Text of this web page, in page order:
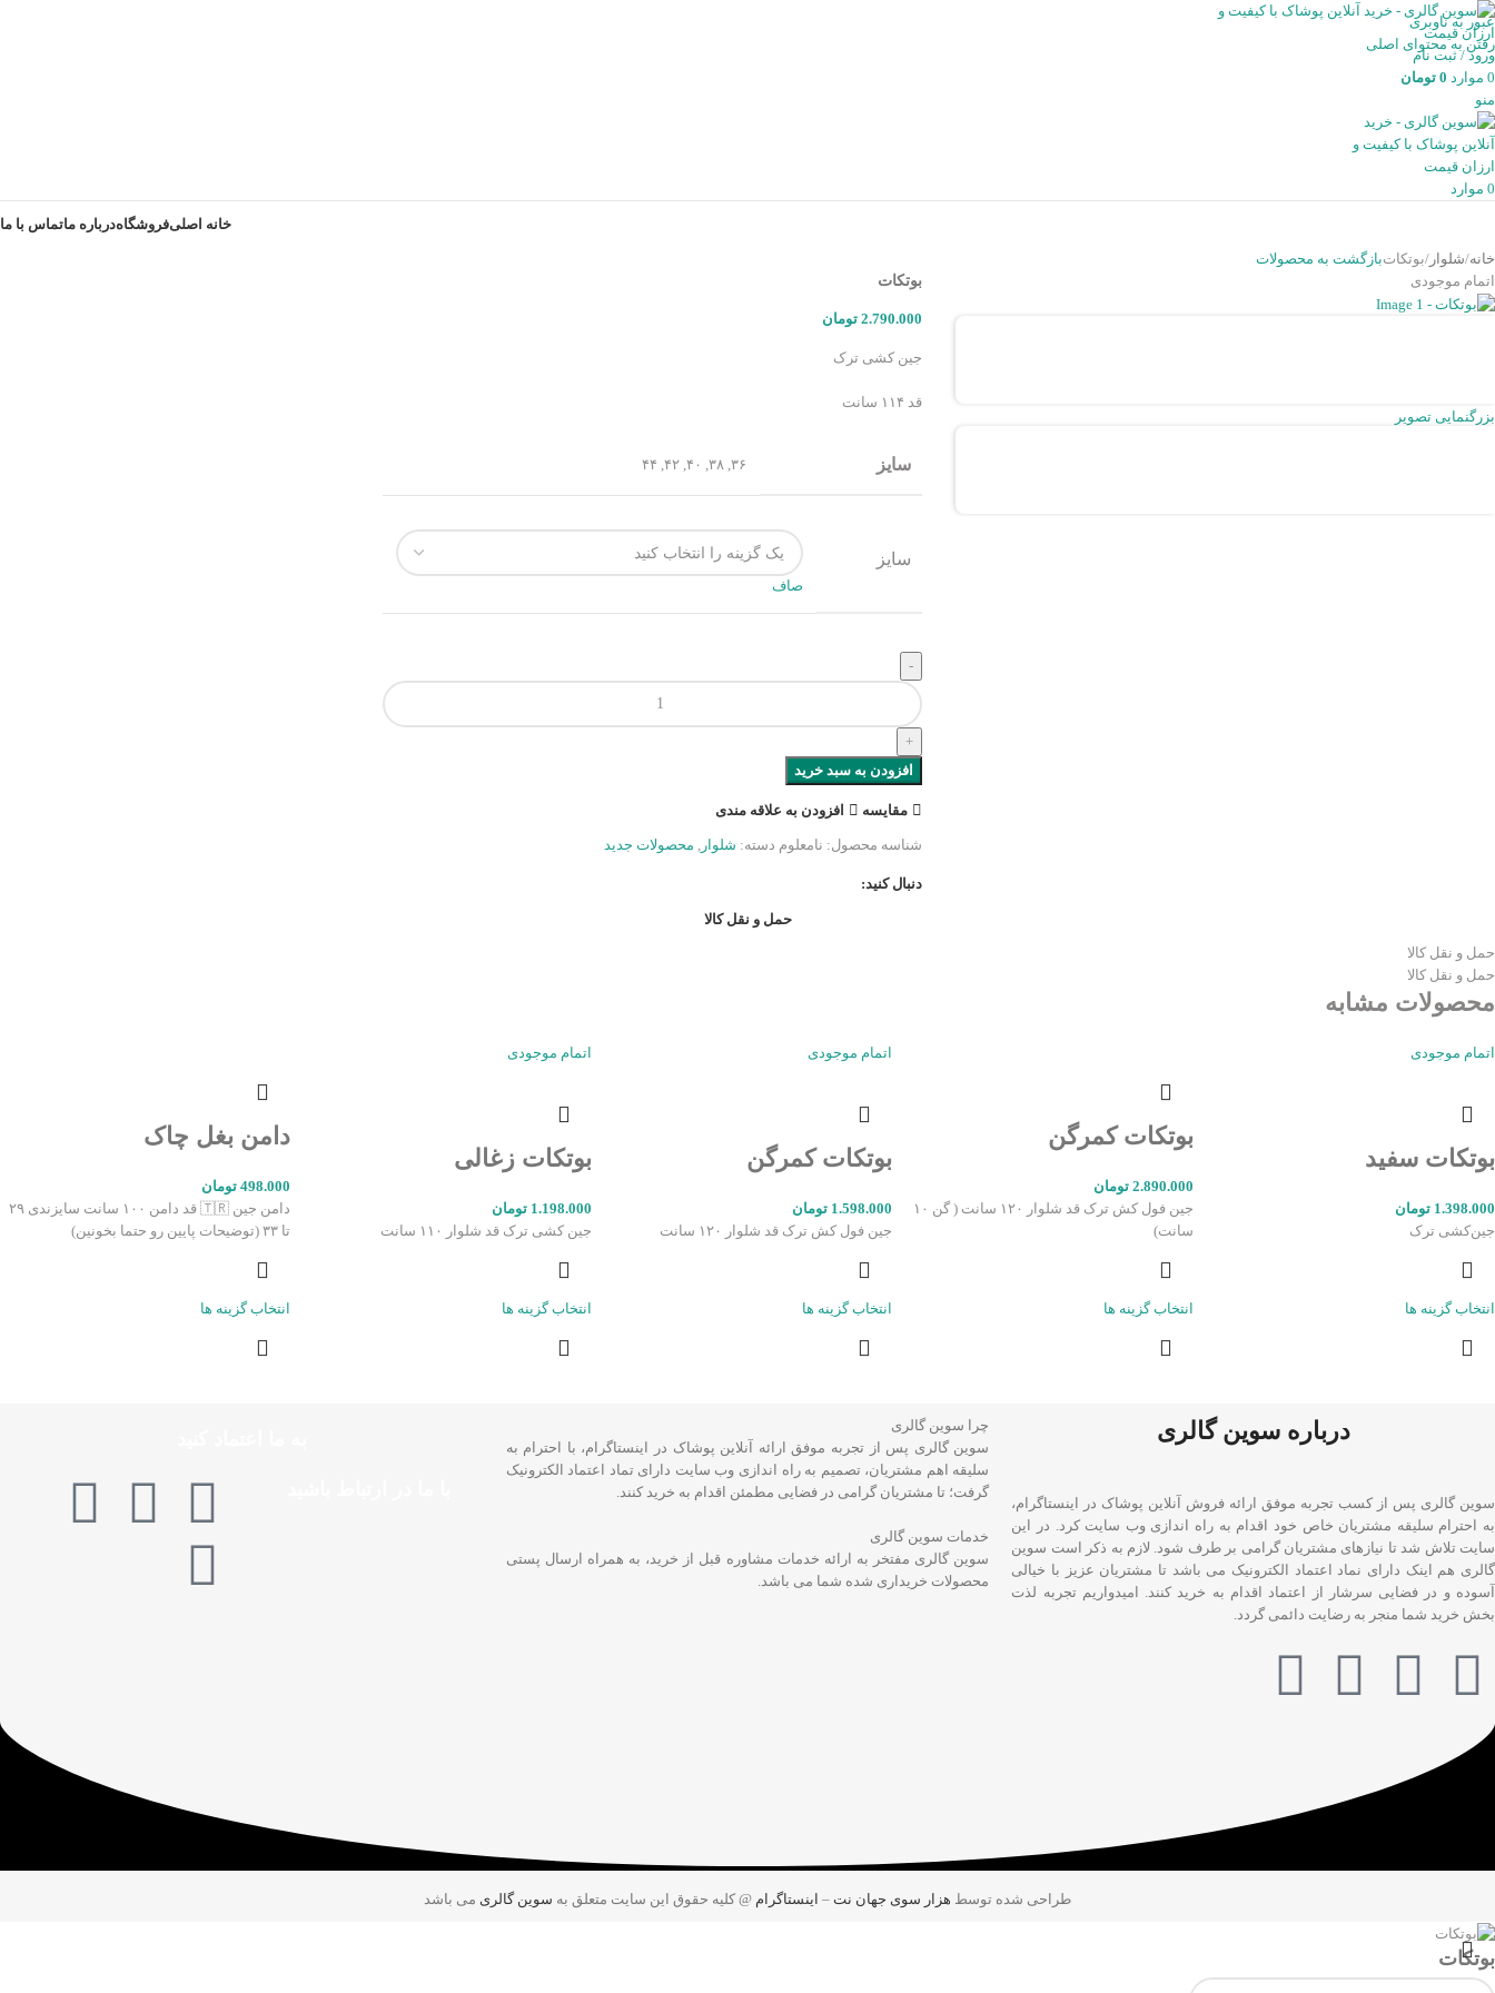
عبور به ناوبری
رفتن به محتوای اصلی
ورود / ثبت نام
0 موارد 0 تومان
منو
0 موارد
خانه اصلیفروشگاهدرباره ماتماس با ما
خانه شلوار بوتکاتبازگشت به محصولات
اتمام موجودی
بزرگنمایی تصویر
بوتکات
2.790.000 تومان
جین کشی ترک‌
قد ۱۱۴ سانت
سایز ۳۶,۳۸, ۴۰,۴۲, ۴۴
سایز
صاف
افزودن به سبد خرید
مقایسه افزودن به علاقه مندی
شناسه محصول: نامعلوم دسته: شلوار, محصولات جدید
دنبال کنید:
حمل و نقل کالا
حمل و نقل کالا
حمل و نقل کالا
محصولات مشابه
اتمام موجودی
بوتکات سفید
1.398.000 تومان
جین‌کشی ترک
انتخاب گزینه ها
بوتکات کمرگن
2.890.000 تومان
جین فول کش ترک قد شلوار ۱۲۰ سانت ( گن ۱۰
سانت)
انتخاب گزینه ها
اتمام موجودی
بوتکات کمرگن
1.598.000 تومان
جین فول کش ترک قد شلوار ۱۲۰ سانت
انتخاب گزینه ها
اتمام موجودی
بوتکات زغالی
1.198.000 تومان
جین کشی ترک قد شلوار ۱۱۰ سانت
انتخاب گزینه ها
دامن بغل چاک
498.000 تومان
دامن جین 🇹🇷 قد دامن ۱۰۰ سانت سایزندی ۲۹
تا ۳۳ (توضیحات پایین رو حتما بخونین)
انتخاب گزینه ها
درباره سوین گالری
سوین گالری پس از کسب تجربه موفق ارائه فروش آنلاین پوشاک در اینستاگرام،
به احترام سلیقه مشتریان خاص خود اقدام به راه اندازی وب سایت کرد. در این
سایت تلاش شد تا نیازهای مشتریان گرامی بر طرف شود. لازم به ذکر است سوین
گالری هم اینک دارای نماد اعتماد الکترونیک می باشد تا مشتریان عزیز با خیالی
آسوده و در فضایی سرشار از اعتماد اقدام به خرید کنند. امیدواریم تجربه لذت
بخش خرید شما منجر به رضایت دائمی گردد.
چرا سوین گالری
سوین گالری پس از تجربه موفق ارائه آنلاین پوشاک در اینستاگرام، با احترام به
سلیقه اهم مشتریان، تصمیم به راه اندازی وب سایت دارای تماد اعتماد الکترونیک
گرفت؛ تا مشتریان گرامی در فضایی مطمئن اقدام به خرید کنند.
خدمات سوین گالری
سوین گالری مفتخر به ارائه خدمات مشاوره قبل از خرید، به همراه ارسال پستی
محصولات خریداری شده شما می باشد.
طراحی شده توسط هزار سوی جهان نت – اینستاگرام @ کلیه حقوق این سایت متعلق به سوین گالری می باشد
بوتکات